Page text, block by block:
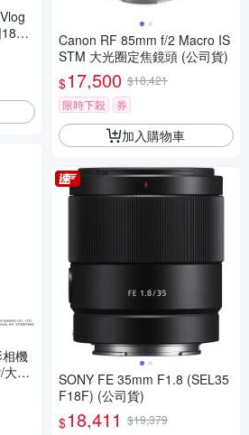
機
大耳
Canon RF 85mm f/2 Macro IS
STM 大光圈定焦鏡頭 (公司貨)
$17,500 $18,421
限時下殺
券
加入購物車
SONY FE 35mm F1.8 (SEL35
F18F) (公司貨)
$18,411 $19,379